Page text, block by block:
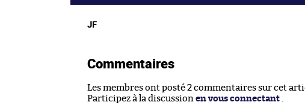
JF
Les membres ont posté 2 commentaires sur cet
Participez à la discussion